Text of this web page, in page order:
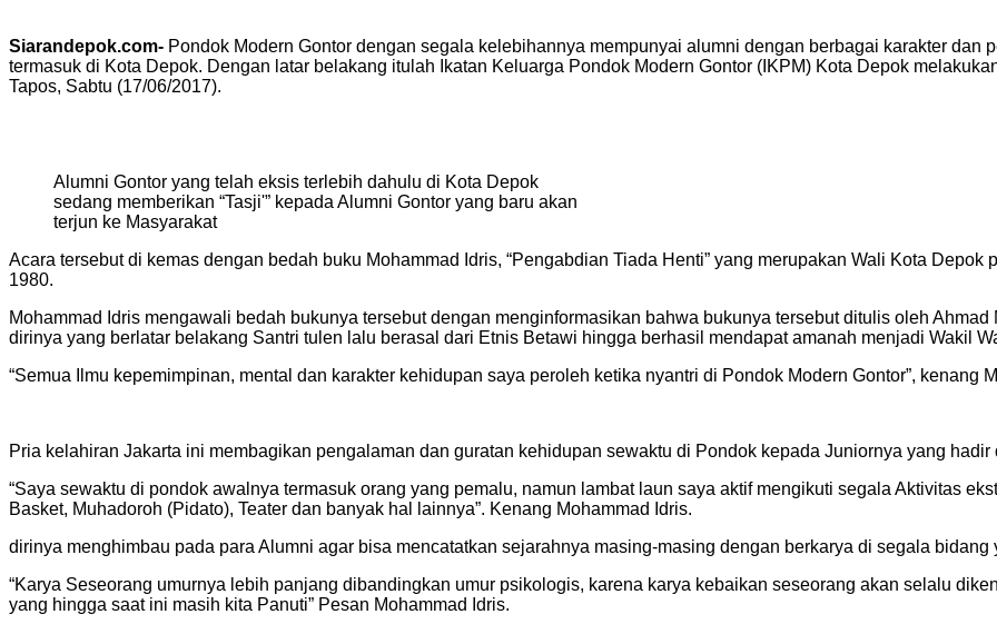
Siarandepok.com- Pondok Modern Gontor dengan segala kelebihannya mempunyai alumni dengan berbagai karakter dan
termasuk di Kota Depok. Dengan latar belakang itulah Ikatan Keluarga Pondok Modern Gontor (IKPM) Kota Depok
Tapos, Sabtu (17/06/2017).
Alumni Gontor yang telah eksis terlebih dahulu di Kota Depok
sedang memberikan “Tasji'” kepada Alumni Gontor yang baru akan
terjun ke Masyarakat
Acara tersebut di kemas dengan bedah buku Mohammad Idris, “Pengabdian Tiada Henti” yang merupakan Wali Kota
1980.
Mohammad Idris mengawali bedah bukunya tersebut dengan menginformasikan bahwa bukunya tersebut ditulis oleh
dirinya yang berlatar belakang Santri tulen lalu berasal dari Etnis Betawi hingga berhasil mendapat amanah menjadi Wakil
“Semua Ilmu kepemimpinan, mental dan karakter kehidupan saya peroleh ketika nyantri di Pondok Modern Gontor”, kenang
Pria kelahiran Jakarta ini membagikan pengalaman dan guratan kehidupan sewaktu di Pondok kepada Juniornya yang
“Saya sewaktu di pondok awalnya termasuk orang yang pemalu, namun lambat laun saya aktif mengikuti segala Aktivitas
Basket, Muhadoroh (Pidato), Teater dan banyak hal lainnya”. Kenang Mohammad Idris.
dirinya menghimbau pada para Alumni agar bisa mencatatkan sejarahnya masing-masing dengan berkarya di segala bidang
“Karya Seseorang umurnya lebih panjang dibandingkan umur psikologis, karena karya kebaikan seseorang akan selalu
yang hingga saat ini masih kita Panuti” Pesan Mohammad Idris.